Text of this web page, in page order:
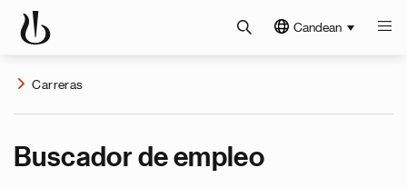
Candean
Carreras
Buscador de empleo